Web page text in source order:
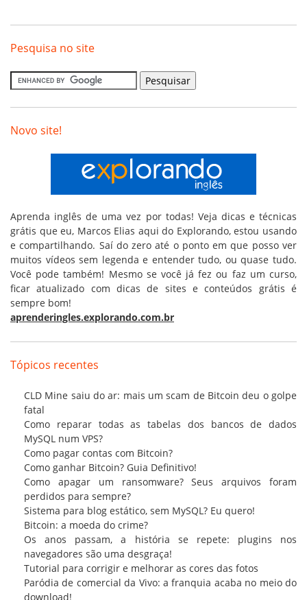
Pesquisa no site
Novo site!
Aprenda inglês de uma vez por todas! Veja dicas e técnicas
grátis que eu, Marcos Elias aqui do Explorando, estou usando
e compartilhando. Saí do zero até o ponto em que posso ver
muitos vídeos sem legenda e entender tudo, ou quase tudo.
Você pode também! Mesmo se você já fez ou faz um curso,
ficar atualizado com dicas de sites e conteúdos grátis é
sempre bom!
aprenderingles.explorando.com.br
Tópicos recentes
CLD Mine saiu do ar: mais um scam de Bitcoin deu o golpe
fatal
Como reparar todas as tabelas dos bancos de dados
MySQL num VPS?
Como pagar contas com Bitcoin?
Como ganhar Bitcoin? Guia Definitivo!
Como apagar um ransomware? Seus arquivos foram
perdidos para sempre?
Sistema para blog estático, sem MySQL? Eu quero!
Bitcoin: a moeda do crime?
Os anos passam, a história se repete: plugins nos
navegadores são uma desgraça!
Tutorial para corrigir e melhorar as cores das fotos
Paródia de comercial da Vivo: a franquia acaba no meio do
download!